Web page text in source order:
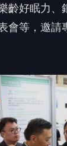
齡好眠力、
會等，邀請